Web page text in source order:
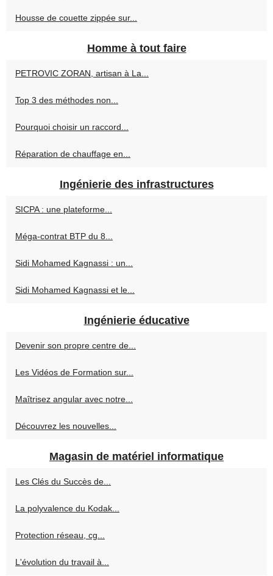
Housse de couette zippée sur...
Homme à tout faire
PETROVIC ZORAN, artisan à La...
Top 3 des méthodes non...
Pourquoi choisir un raccord...
Réparation de chauffage en...
Ingénierie des infrastructures
SICPA : une plateforme...
Méga-contrat BTP du 8...
Sidi Mohamed Kagnassi : un...
Sidi Mohamed Kagnassi et le...
Ingénierie éducative
Devenir son propre centre de...
Les Vidéos de Formation sur...
Maîtrisez angular avec notre...
Découvrez les nouvelles...
Magasin de matériel informatique
Les Clés du Succès de...
La polyvalence du Kodak...
Protection réseau, cg...
L'évolution du travail à...